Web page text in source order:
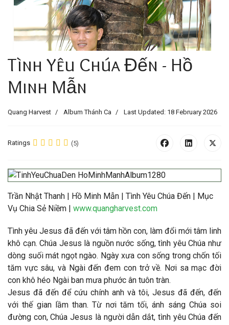
Tình Yêu Chúa Đến - Hồ
Minh Mẫn
Quang Harvest Album Thánh Ca Last Updated: 18 February 2026
Ratings (5)
Trần Nhật Thanh | Hồ Minh Mẫn | Tình Yêu Chúa Đến | Mục
Vụ Chia Sẻ Niềm | www.quangharvest.com
Tình yêu Jesus đã đến với tâm hồn con, làm đổi mới tâm linh
khô cạn. Chúa Jesus là nguồn nước sống, tình yêu Chúa như
dòng suối mát ngọt ngào. Ngày xưa con sống trong chốn tối
tăm vực sâu, và Ngài đến đem con trở về. Nơi sa mạc đời
con khô héo Ngài ban mưa phước ân tuôn tràn.
Jesus đã đến để cứu chính anh và tôi, Jesus đã đến, đến
với thế gian lầm than. Từ nơi tăm tối, ánh sáng Chúa soi
đường con, Chúa Jesus là người dẫn dắt, tình yêu Chúa đến